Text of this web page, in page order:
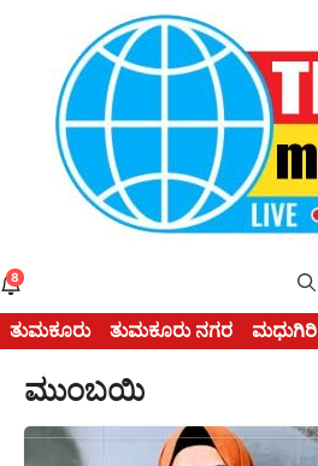
content
8
ತುಮಕೂರು ತುಮಕೂರು ನಗರ ಮಧುಗಿರಿ
ಮುಂಬಯಿ